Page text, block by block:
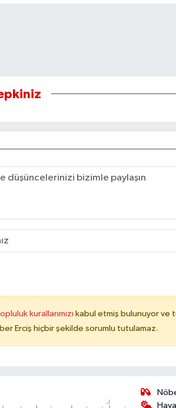
kurallarımızı kabul etmiş bulunuyor ve
Erciş hiçbir şekilde sorumlu tutulamaz.